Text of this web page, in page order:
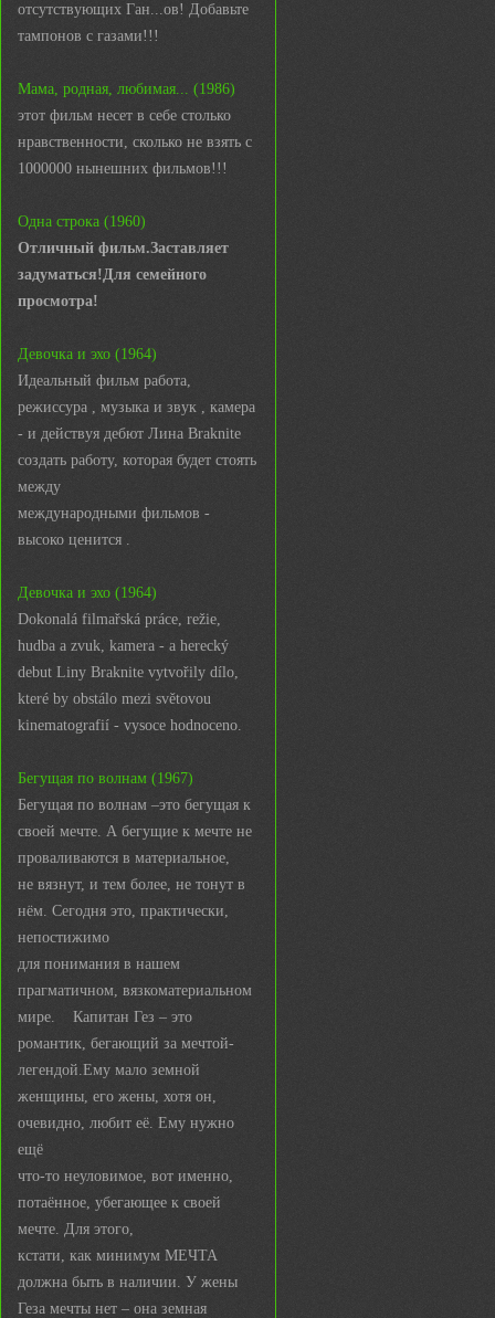
отсутствующих Ган...ов! Добавьте
тампонов с газами!!!
Мама, родная, любимая... (1986)
этот фильм несет в себе столько
нравственности, сколько не взять с
1000000 нынешних фильмов!!!
Одна строка (1960)
Отличный фильм.Заставляет
задуматься!Для семейного
просмотра!
Девочка и эхо (1964)
Идеальный фильм работа,
режиссура , музыка и звук , камера
- и действуя дебют Лина Braknite
создать работу, которая будет стоять
между
международными фильмов -
высоко ценится .
Девочка и эхо (1964)
Dokonalá filmařská práce, režie,
hudba a zvuk, kamera - a herecký
debut Liny Braknite vytvořily dílo,
které by obstálo mezi světovou
kinematografií - vysoce hodnoceno.
Бегущая по волнам (1967)
Бегущая по волнам –это бегущая к
своей мечте. А бегущие к мечте не
проваливаются в материальное,
не вязнут, и тем более, не тонут в
нём. Сегодня это, практически,
непостижимо
для понимания в нашем
прагматичном, вязкоматериальном
мире. Капитан Гез – это
романтик, бегающий за мечтой-
легендой.Ему мало земной
женщины, его жены, хотя он,
очевидно, любит её. Ему нужно
ещё
что-то неуловимое, вот именно,
потаённое, убегающее к своей
мечте. Для этого,
кстати, как минимум МЕЧТА
должна быть в наличии. У жены
Геза мечты нет – она земная